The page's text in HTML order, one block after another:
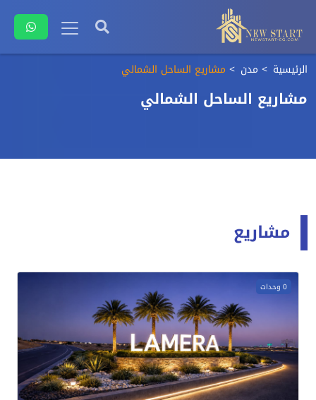
الرئيسية مدن مشاريع الساحل الشمالي
مشاريع الساحل الشمالي
مشاريع
0 وحدات